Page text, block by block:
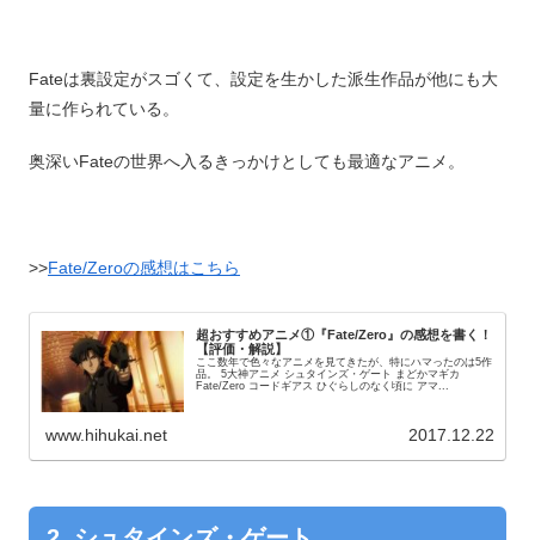
Fateは裏設定がスゴくて、設定を生かした派生作品が他にも大
量に作られている。
奥深いFateの世界へ入るきっかけとしても最適なアニメ。
>>Fate/Zeroの感想はこちら
超おすすめアニメ①『Fate/Zero』の感想を書く！
【評価・解説】
ここ数年で色々なアニメを見てきたが、特にハマったのは5作
品。 5大神アニメ シュタインズ・ゲート まどかマギカ
Fate/Zero コードギアス ひぐらしのなく頃に アマ...
www.hihukai.net 2017.12.22